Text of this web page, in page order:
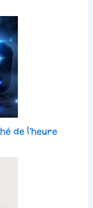
de l’heure